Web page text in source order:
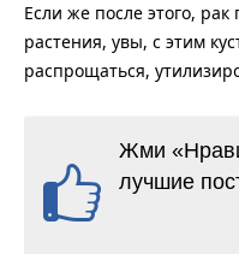
Если же после этого,
растения, увы, с этим
распрощаться,
Жми
лучшие